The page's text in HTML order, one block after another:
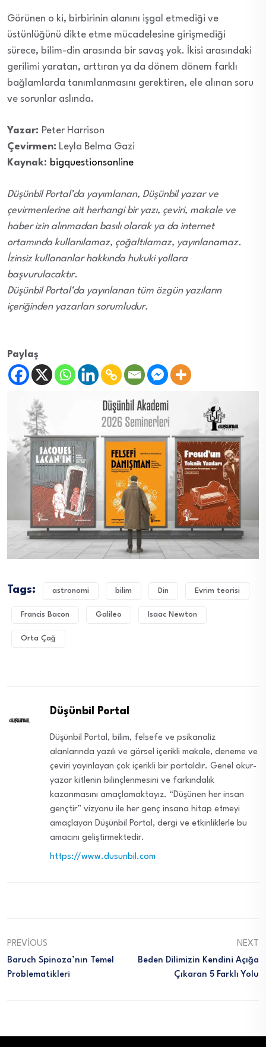
Görünen o ki, birbirinin alanını işgal etmediği ve
üstünlüğünü dikte etme mücadelesine girişmediği
sürece, bilim-din arasında bir savaş yok. İkisi arasındaki
gerilimi yaratan, arttıran ya da dönem dönem farklı
bağlamlarda tanımlanmasını gerektiren, ele alınan soru
ve sorunlar aslında.
Yazar: Peter Harrison
Çevirmen: Leyla Belma Gazi
Kaynak: bigquestionsonline
Düşünbil Portal’da yayımlanan, Düşünbil yazar ve
çevirmenlerine ait herhangi bir yazı, çeviri, makale ve
haber izin alınmadan basılı olarak ya da internet
ortamında kullanılamaz, çoğaltılamaz, yayınlanamaz.
İzinsiz kullananlar hakkında hukuki yollara
başvurulacaktır.
Düşünbil Portal’da yayınlanan tüm özgün yazıların
içeriğinden yazarları sorumludur.
Paylaş
Tags: astronomi bilim Din Evrim teorisi
Francis Bacon Galileo Isaac Newton
Orta Çağ
Düşünbil Portal
Düşünbil Portal, bilim, felsefe ve psikanaliz
alanlarında yazılı ve görsel içerikli makale, deneme ve
çeviri yayınlayan çok içerikli bir portaldır. Genel okur-
yazar kitlenin bilinçlenmesini ve farkındalık
kazanmasını amaçlamaktayız. “Düşünen her insan
gençtir” vizyonu ile her genç insana hitap etmeyi
amaçlayan Düşünbil Portal, dergi ve etkinliklerle bu
amacını geliştirmektedir.
https://www.dusunbil.com
PREVIOUS
Baruch Spinoza’nın Temel
Problematikleri
NEXT
Beden Dilimizin Kendini Açığa
Çıkaran 5 Farklı Yolu